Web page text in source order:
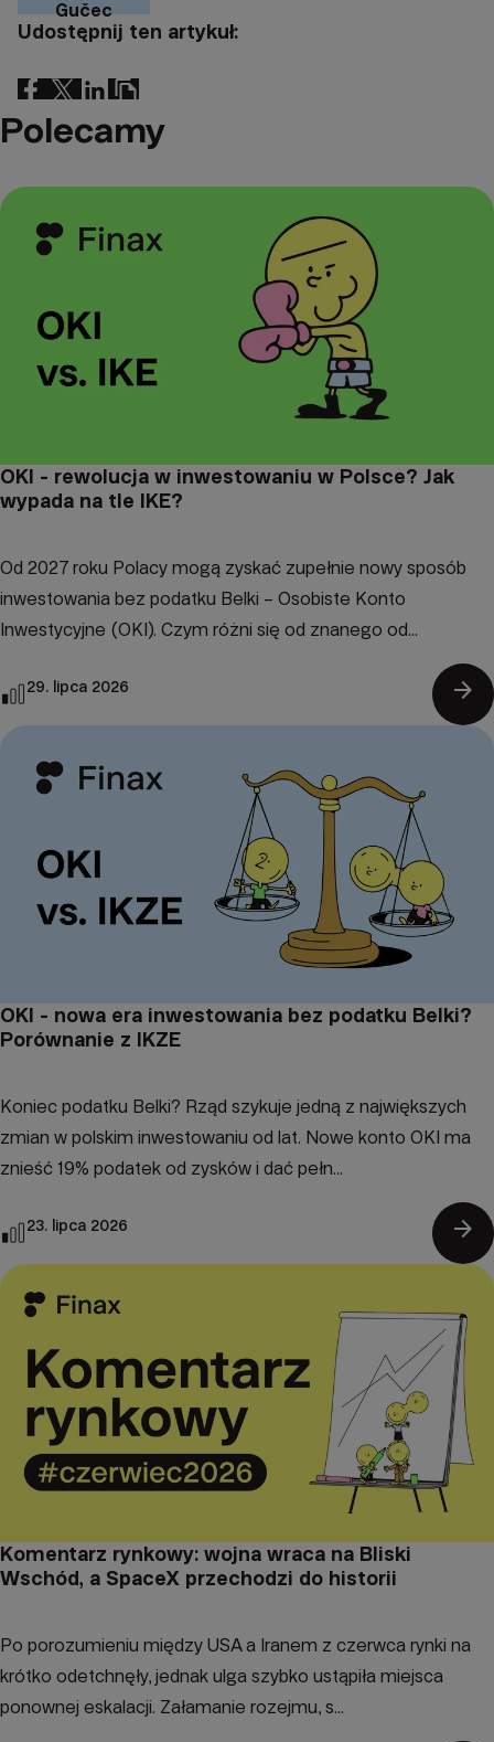
Gučec
Udostępnij ten artykuł:
Polecamy
OKI - rewolucja w inwestowaniu w Polsce? Jak
wypada na tle IKE?
Od 2027 roku Polacy mogą zyskać zupełnie nowy sposób
inwestowania bez podatku Belki – Osobiste Konto
Inwestycyjne (OKI). Czym różni się od znanego od...
29. lipca 2026 arrow_forward
OKI - nowa era inwestowania bez podatku Belki?
Porównanie z IKZE
Koniec podatku Belki? Rząd szykuje jedną z największych
zmian w polskim inwestowaniu od lat. Nowe konto OKI ma
znieść 19% podatek od zysków i dać pełn...
23. lipca 2026 arrow_forward
Komentarz rynkowy: wojna wraca na Bliski
Wschód, a SpaceX przechodzi do historii
Po porozumieniu między USA a Iranem z czerwca rynki na
krótko odetchnęły, jednak ulga szybko ustąpiła miejsca
ponownej eskalacji. Załamanie rozejmu, s...